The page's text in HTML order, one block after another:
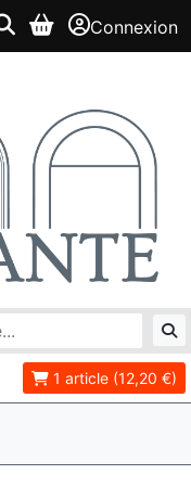
Connexion
1 article (12,20 €)